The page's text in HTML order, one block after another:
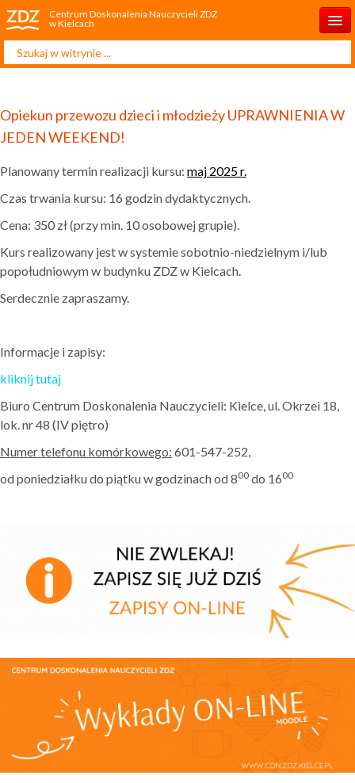
Centrum Doskonalenia Nauczycieli ZDZ
w Kielcach
Start
Aktualności
Zapisy
Grafik kursów
Szukaj...
Opiekun przewozu dzieci i młodzieży UPRAWNIENIA W
JEDEN WEEKEND!
Planowany termin realizacji kursu: maj 2025 r.
Czas trwania kursu: 16 godzin dydaktycznych.
Cena: 350 zł (przy min. 10 osobowej grupie).
Kurs realizowany jest w systemie sobotnio-niedzielnym i/lub
popołudniowym w budynku ZDZ w Kielcach.
Serdecznie zapraszamy.
Informacje i zapisy:
kliknij tutaj
Biuro Centrum Doskonalenia Nauczycieli: Kielce, ul. Okrzei 18,
lok. nr 48 (IV piętro)
Numer telefonu komórkowego: 601-547-252,
od poniedziałku do piątku w godzinach od 800 do 1600